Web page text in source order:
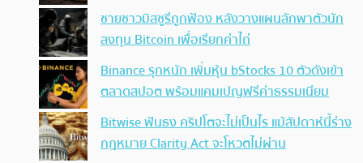
ชายชาวมิสซูรีถูกฟ้อง หลังวางแผนลักพาตัวนัก
ลงทุน Bitcoin เพื่อเรียกค่าไถ่
Binance รุกหนัก เพิ่มหุ้น bStocks 10 ตัวดังเข้า
ตลาดสปอต พร้อมแคมเปญฟรีค่าธรรมเนียม
Bitwise ฟันธง คริปโตจะไม่เป็นไร แม้สัปดาห์นี้ร่าง
กฎหมาย Clarity Act จะโหวตไม่ผ่าน